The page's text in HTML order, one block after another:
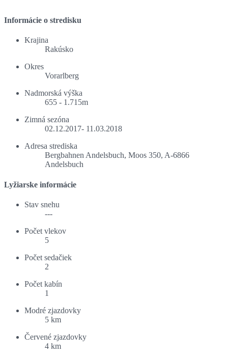
Informácie o stredisku
Krajina
Rakúsko
Okres
Vorarlberg
Nadmorská výška
655 - 1.715m
Zimná sezóna
02.12.2017- 11.03.2018
Adresa strediska
Bergbahnen Andelsbuch, Moos 350, A-6866
Andelsbuch
Lyžiarske informácie
Stav snehu
---
Počet vlekov
5
Počet sedačiek
2
Počet kabín
1
Modré zjazdovky
5 km
Červené zjazdovky
4 km